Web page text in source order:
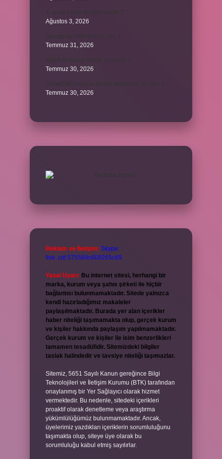
Ağustos 3, 2026
Temmuz 31, 2026
Temmuz 30, 2026
Temmuz 30, 2026
Reklam ve İletişim: Skype:
live:.cid.575569c608265c69
Yasal Uyarı: Bu internet sitesi, herhangi bir
marka, kurum veya şahıs şirketi ile hiçbir
bağlantısı bulunmamaktadır. Sitede yalnızca
kendi hazırladığımız makaleler
paylaşılmaktadır. Burada yer alan içerikler
haber niteliği taşımamakta olup, gerçek kurum
ve kişiler hakkında paylaşım yapılmamaktadır.
Gerçek kurum ve kişiler ile isim benzerlikleri
tamamen tesadüfidir. Sitemizdeki bilgiler
taslak halindedir ve tavsiye niteliği taşımazlar.
Sitemiz, 5651 Sayılı Kanun gereğince Bilgi
Teknolojileri ve İletişim Kurumu (BTK) tarafından
onaylanmış bir Yer Sağlayıcı olarak hizmet
vermektedir. Bu nedenle, sitedeki içerikleri
proaktif olarak denetleme veya araştırma
yükümlülüğümüz bulunmamaktadır. Ancak,
üyelerimiz yazdıkları içeriklerin sorumluluğunu
taşımakta olup, siteye üye olarak bu
sorumluluğu kabul etmiş sayılırlar.